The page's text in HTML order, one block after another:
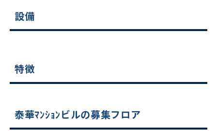
設備
特徴
泰華ﾏﾝｼｮﾝビルの募集フロア